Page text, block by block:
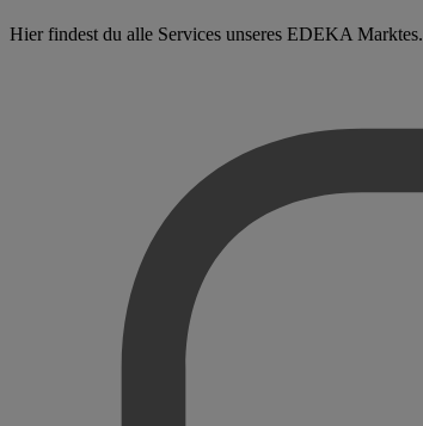
Hier findest du alle Services unseres EDEKA Marktes.